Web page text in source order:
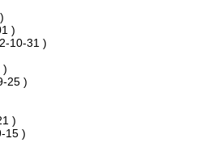
)
10-31 )
)
25 )
)
15 )